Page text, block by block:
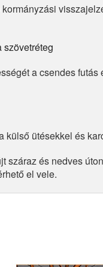
szövetréteg
a csendes
külső ütésekkel és
száraz és nedves
el vele.